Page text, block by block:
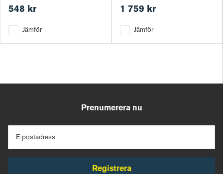
548 kr
Jämför
1 759 kr
Jämför
Prenumerera nu
E-postadress
Registrera